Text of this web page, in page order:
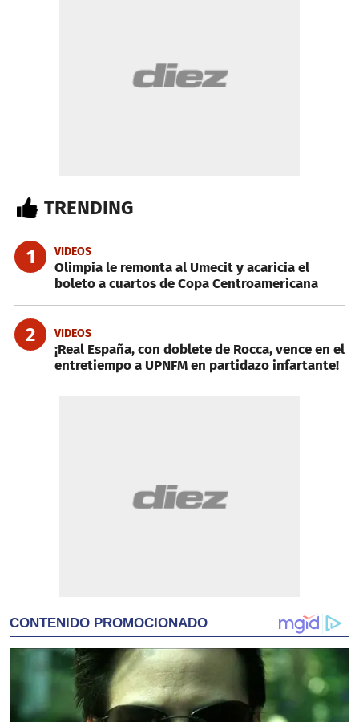
TRENDING
1 VIDEOS
Olimpia le remonta al Umecit y acaricia el
boleto a cuartos de Copa Centroamericana
2 VIDEOS
¡Real España, con doblete de Rocca, vence en el
entretiempo a UPNFM en partidazo infartante!